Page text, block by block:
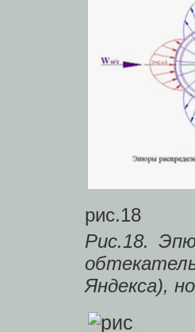
рис.18
Рис.18.
Яндекса),